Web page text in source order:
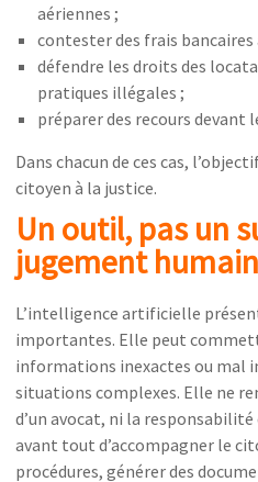
aériennes ;
contester des frais bancaires
défendre les droits des
pratiques illégales ;
préparer des recours
Dans chacun de ces cas,
citoyen à la justice.
Un outil, pas un
jugement humain
L’intelligence artificielle
importantes. Elle peut
informations inexactes ou mal
situations complexes. Elle ne
d’un avocat, ni la
avant tout d’accompagner le
procédures, générer des